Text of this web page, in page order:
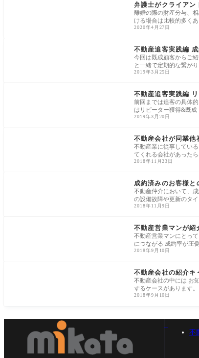
弁護士がクライアン
離婚の際の財産分与、
ける場合は比較的多くあ
2020年4月27日
不動産追客実践編
今回は既成顧客からご
と一緒で定期的な繋がり
2019年3月25日
不動産追客実践編
前回までは追客の具体
はリピーター獲得&既成
2019年3月20日
不動産会社が同業他
不動産業に従事してい
てくれる会社があった
2018年11月23日
成約済みのお客様
不動産仲介において、
の設備故障や更新のタイ
2018年11月9日
不動産営業マンが紹
不動産営業マンにとっ
につながる 成約率が圧倒
2018年9月10日
不動産会社の紹介キ
不動産会社の中には お
するケースがあります。
2018年9月10日
不